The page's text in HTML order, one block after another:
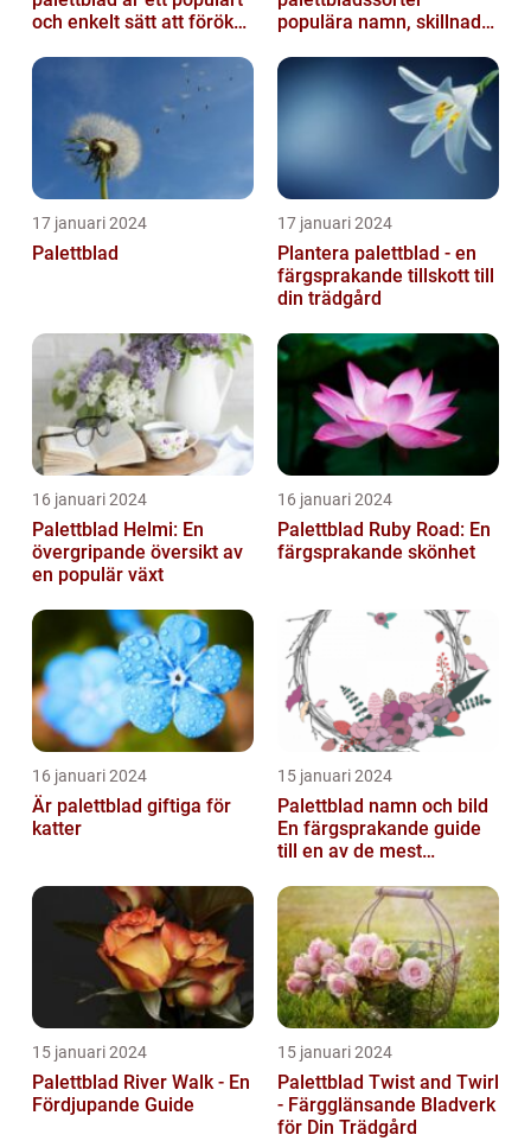
och enkelt sätt att föröka
populära namn, skillnader
17 januari 2024
Palettblad
17 januari 2024
Plantera palettblad - en
färgsprakande tillskott till
din trädgård
16 januari 2024
Palettblad Helmi: En
övergripande översikt av
en populär växt
16 januari 2024
Palettblad Ruby Road: En
färgsprakande skönhet
16 januari 2024
Är palettblad giftiga för
katter
15 januari 2024
Palettblad namn och bild
En färgsprakande guide
till en av de mest
inomhusväxterna
15 januari 2024
Palettblad River Walk - En
Fördjupande Guide
15 januari 2024
Palettblad Twist and Twirl
- Färgglänsande Bladverk
för Din Trädgård